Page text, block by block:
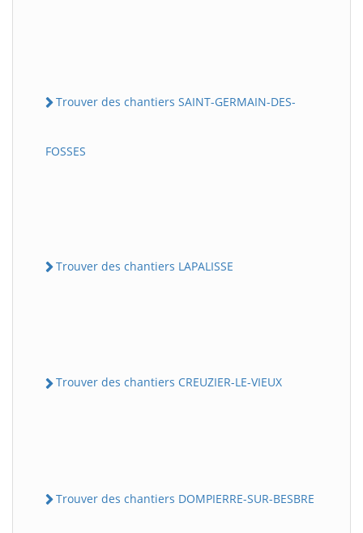
Trouver des chantiers SAINT-GERMAIN-DES-
FOSSES
Trouver des chantiers LAPALISSE
Trouver des chantiers CREUZIER-LE-VIEUX
Trouver des chantiers DOMPIERRE-SUR-BESBRE